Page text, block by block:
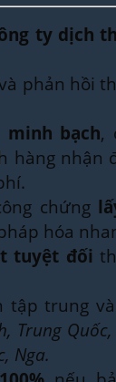
ty dịch
phản hồi
bạch,
hàng nhận
chứng
hóa
tuyệt đối
tập trung
Trung
Nga.